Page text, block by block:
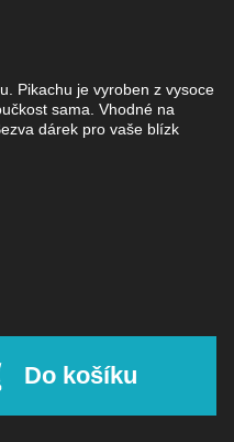
Pikachu je vyroben z vysoce
sama. Vhodné na
dárek pro vaše blízk
Do košíku